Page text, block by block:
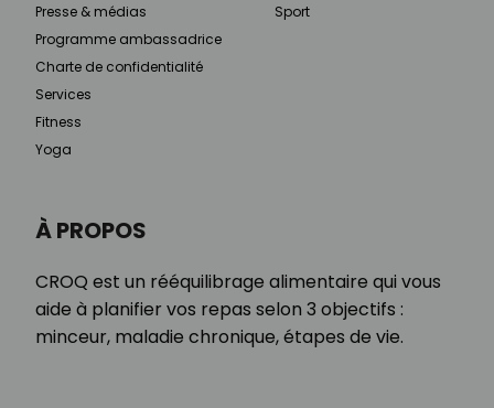
À PROPOS
CROQ est un rééquilibrage alimentaire qui vous
aide à planifier vos repas selon 3 objectifs :
minceur, maladie chronique, étapes de vie.
Presse & médias
Programme ambassadrice
Charte de confidentialité
Services
Fitness
Yoga
Sport